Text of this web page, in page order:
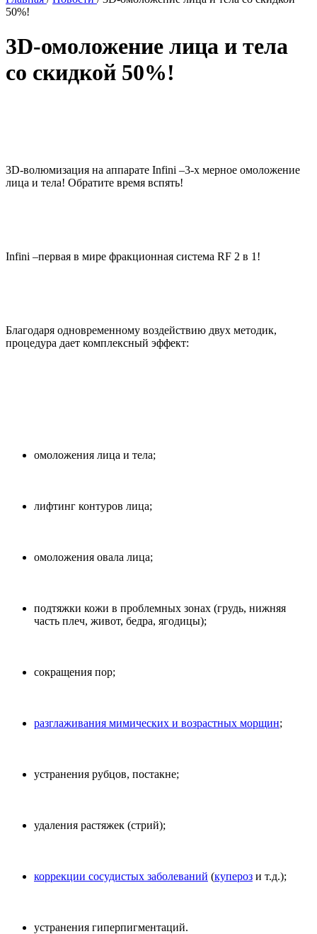
50%!
3D-омоложение лица и тела
со скидкой 50%!
3D-волюмизация на аппарате Infini –3-х мерное омоложение
лица и тела! Обратите время вспять!
Infini –первая в мире фракционная система RF 2 в 1!
Благодаря одновременному воздействию двух методик,
процедура дает комплексный эффект:
омоложения лица и тела;
лифтинг контуров лица;
омоложения овала лица;
подтяжки кожи в проблемных зонах (грудь, нижняя
часть плеч, живот, бедра, ягодицы);
сокращения пор;
разглаживания мимических и возрастных морщин;
устранения рубцов, постакне;
удаления растяжек (стрий);
коррекции сосудистых заболеваний (купероз и т.д.);
устранения гиперпигментаций.